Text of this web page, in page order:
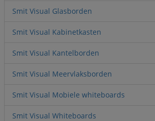
Smit Visual Glasborden
Smit Visual Kabinetkasten
Smit Visual Kantelborden
Smit Visual Meervlaksborden
Smit Visual Mobiele whiteboards
Smit Visual Whiteboards